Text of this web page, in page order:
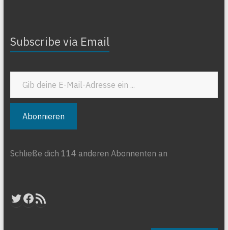
Subscribe via Email
Gib deine E-Mail-Adresse ein ...
Abonnieren
Schließe dich 114 anderen Abonnenten an
Twitter
Facebook
RSS-Feed